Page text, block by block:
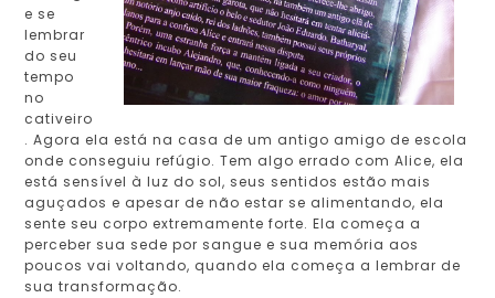
e se
lembrar
do seu
tempo
no
cativeiro
. Agora ela está na casa de um antigo amigo de escola
onde conseguiu refúgio. Tem algo errado com Alice, ela
está sensível à luz do sol, seus sentidos estão mais
aguçados e apesar de não estar se alimentando, ela
sente seu corpo extremamente forte. Ela começa a
perceber sua sede por sangue e sua memória aos
poucos vai voltando, quando ela começa a lembrar de
sua transformação.